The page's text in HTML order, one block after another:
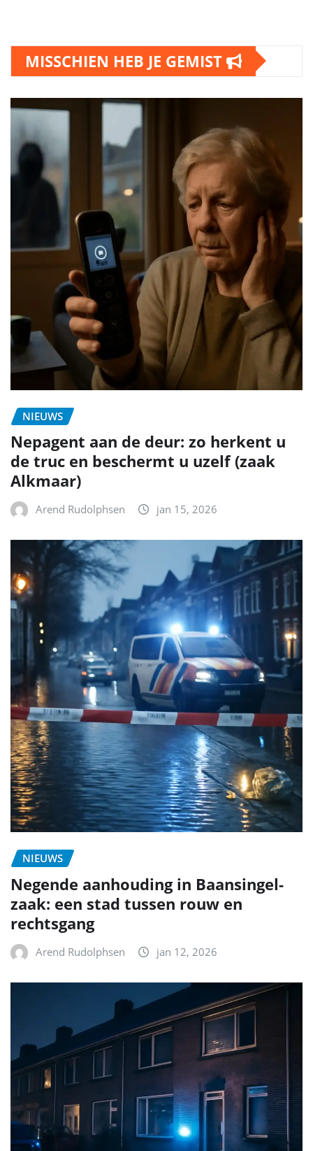
MISSCHIEN HEB JE GEMIST
NIEUWS
Nepagent aan de deur: zo herkent u
de truc en beschermt u uzelf (zaak
Alkmaar)
Arend Rudolphsen jan 15, 2026
NIEUWS
Negende aanhouding in Baansingel-
zaak: een stad tussen rouw en
rechtsgang
Arend Rudolphsen jan 12, 2026